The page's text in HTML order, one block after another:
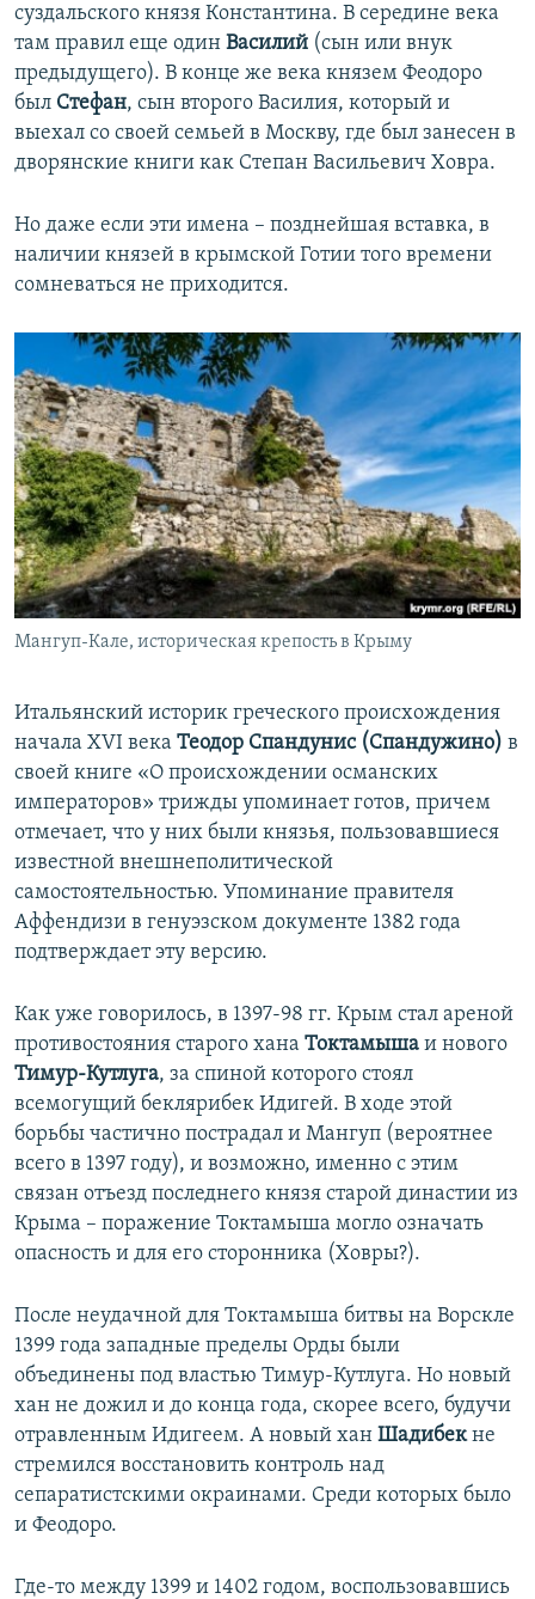
суздальского князя Константина. В середине века
там правил еще один Василий (сын или внук
предыдущего). В конце же века князем Феодоро
был Стефан, сын второго Василия, который и
выехал со своей семьей в Москву, где был занесен в
дворянские книги как Степан Васильевич Ховра.
Но даже если эти имена – позднейшая вставка, в
наличии князей в крымской Готии того времени
сомневаться не приходится.
Мангуп-Кале, историческая крепость в Крыму
Итальянский историк греческого происхождения
начала XVI века Теодор Спандунис (Спандужино) в
своей книге «О происхождении османских
императоров» трижды упоминает готов, причем
отмечает, что у них были князья, пользовавшиеся
известной внешнеполитической
самостоятельностью. Упоминание правителя
Аффендизи в генуэзском документе 1382 года
подтверждает эту версию.
Как уже говорилось, в 1397-98 гг. Крым стал ареной
противостояния старого хана Токтамыша и нового
Тимур-Кутлуга, за спиной которого стоял
всемогущий беклярибек Идигей. В ходе этой
борьбы частично пострадал и Мангуп (вероятнее
всего в 1397 году), и возможно, именно с этим
связан отъезд последнего князя старой династии из
Крыма – поражение Токтамыша могло означать
опасность и для его сторонника (Ховры?).
После неудачной для Токтамыша битвы на Ворскле
1399 года западные пределы Орды были
объединены под властью Тимур-Кутлуга. Но новый
хан не дожил и до конца года, скорее всего, будучи
отравленным Идигеем. А новый хан Шадибекне
стремился восстановить контроль над
сепаратистскими окраинами. Среди которых было
и Феодоро.
Где-то между 1399 и 1402 годом, воспользовавшись